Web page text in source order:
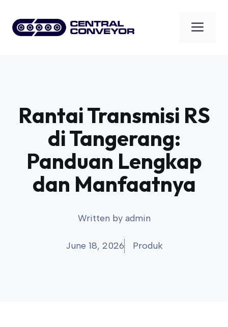
content
Rantai Transmisi RS
di Tangerang:
Panduan Lengkap
dan Manfaatnya
Written by admin
June 18, 2026 Produk